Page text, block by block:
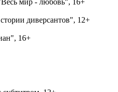
мир - любовь", 16+
диверсантов", 12+
16+